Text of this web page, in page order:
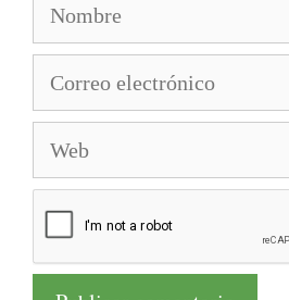
electrónico